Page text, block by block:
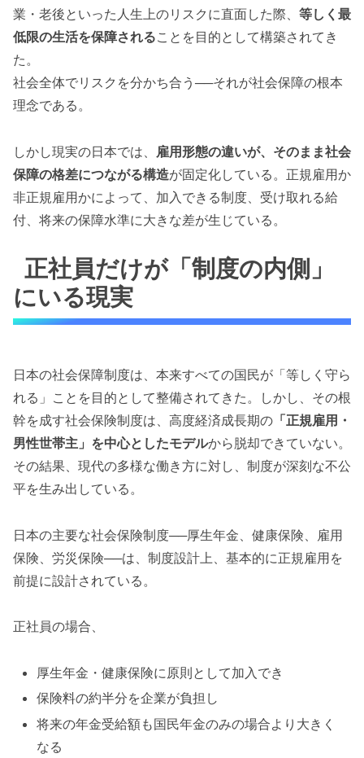
業・老後といった人生上のリスクに直面した際、 等しく最
低限の生活を保障されることを目的として構築されてき
た。
社会全体でリスクを分かち合う──それが社会保障の根本
理念である。
しかし現実の日本では、 雇用形態の違いが、そのまま社会
保障の格差につながる構造が固定化している。正規雇用か
非正規雇用かによって、加入できる制度、受け取れる給
付、将来の保障水準に大きな差が生じている。
正社員だけが「制度の内側」
にいる現実
日本の社会保障制度は、本来すべての国民が「等しく守ら
れる」ことを目的として整備されてきた。しかし、その根
幹を成す社会保険制度は、高度経済成長期の 「正規雇用・
男性世帯主」を中心としたモデルから脱却できていない。
その結果、現代の多様な働き方に対し、制度が深刻な不公
平を生み出している。
日本の主要な社会保険制度──厚生年金、健康保険、雇用
保険、労災保険──は、制度設計上、基本的に正規雇用を
前提に設計されている。
正社員の場合、
厚生年金・健康保険に原則として加入でき
保険料の約半分を企業が負担し
将来の年金受給額も国民年金のみの場合より大きく
なる